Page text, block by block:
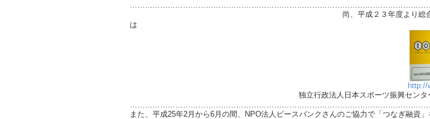
尚、平成２３年度より総合型地域スポーツク
は
http://
独立行政法人日本スポーツ振興センターのくじ助成をも
また、平成25年2月から6月の間、NPO法人ピースバンクさんのご協力で「つなぎ融資」